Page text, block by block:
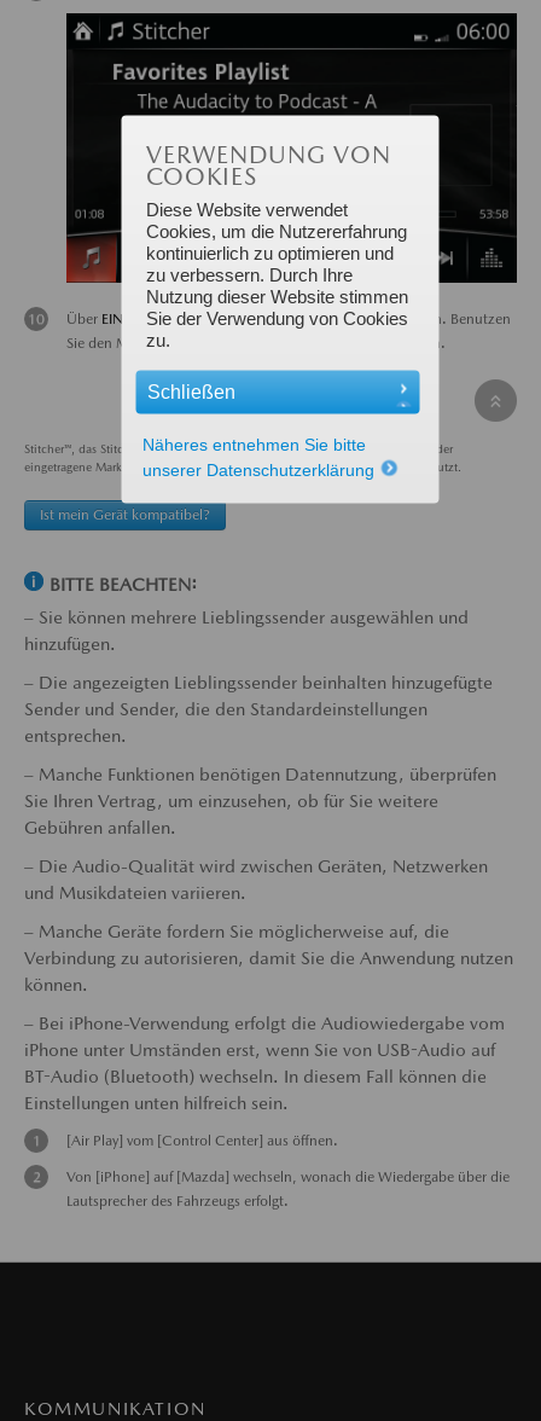
Über EINSTELLUNGENkönnen Sie die Tonqualität anpassen. Benutzen
Sie den Multi Commander, um Anpassungen vorzunehmen.
Stitcher™, das Stitcher™ Logo, und die Stitcher™ Marke sind Markenzeichen oder
eingetragene Markenzeichen von Stitcher, Inc. und werden mit Erlaubnis genutzt.
Ist mein Gerät kompatibel?
BITTE BEACHTEN:
– Sie können mehrere Lieblingssender ausgewählen und
hinzufügen.
– Die angezeigten Lieblingssender beinhalten hinzugefügte
Sender und Sender, die den Standardeinstellungen
entsprechen.
– Manche Funktionen benötigen Datennutzung, überprüfen
Sie Ihren Vertrag, um einzusehen, ob für Sie weitere
Gebühren anfallen.
– Die Audio-Qualität wird zwischen Geräten, Netzwerken
und Musikdateien variieren.
– Manche Geräte fordern Sie möglicherweise auf, die
Verbindung zu autorisieren, damit Sie die Anwendung nutzen
können.
– Bei iPhone-Verwendung erfolgt die Audiowiedergabe vom
iPhone unter Umständen erst, wenn Sie von USB-Audio auf
BT-Audio (Bluetooth) wechseln. In diesem Fall können die
Einstellungen unten hilfreich sein.
[Air Play] vom [Control Center] aus öffnen.
Von [iPhone] auf [Mazda] wechseln, wonach die Wiedergabe über die
Lautsprecher des Fahrzeugs erfolgt.
KOMMUNIKATION
VERWENDUNG VON
COOKIES
Diese Website verwendet
Cookies, um die Nutzererfahrung
kontinuierlich zu optimieren und
zu verbessern. Durch Ihre
Nutzung dieser Website stimmen
Sie der Verwendung von Cookies
zu.
Schließen
Näheres entnehmen Sie bitte
unserer Datenschutzerklärung